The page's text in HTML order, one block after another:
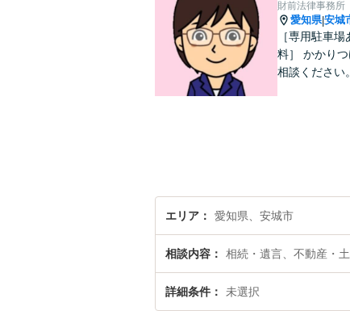
財前法律事務所
愛知県|安城
［専用駐車
料］ かかり
相談ください。
エリア 愛知県、安城市
相談内容 相続・遺言、不動産・
詳細条件 未選択